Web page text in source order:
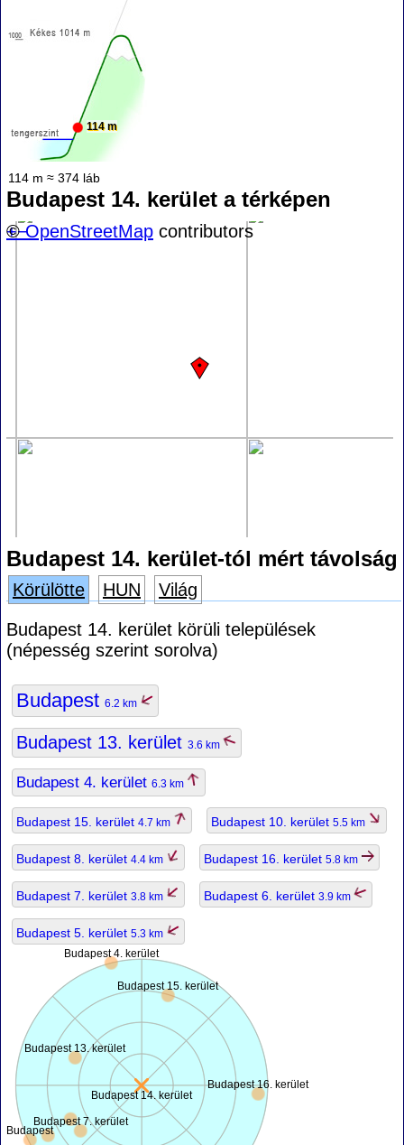
114 m
114 m ≈ 374 láb
Budapest 14. kerület a térképen
+−
©OpenStreetMap contributors
Budapest 14. kerület-tól mért távolság
Körülötte HUN
Világ
Budapest 14. kerület körüli települések
(népesség szerint sorolva)
Budapest 6.2 km
Budapest 13. kerület 3.6 km
Budapest 4. kerület 6.3 km
Budapest 15. kerület 4.7 km Budapest 10. kerület 5.5 km
Budapest 8. kerület 4.4 km Budapest 16. kerület 5.8 km
Budapest 7. kerület 3.8 km Budapest 6. kerület 3.9 km
Budapest 5. kerület 5.3 km
Budapest 14. kerület
Budapest
Budapest 13. kerület
Budapest 4. kerület
Budapest 15. kerület
Budapest 16. kerület
Budapest 7. kerület